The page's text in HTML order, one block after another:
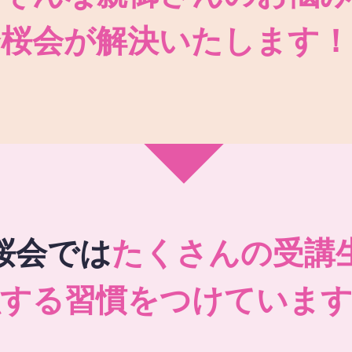
会が解決いたします！
会ではたくさんの受講
る習慣をつけています